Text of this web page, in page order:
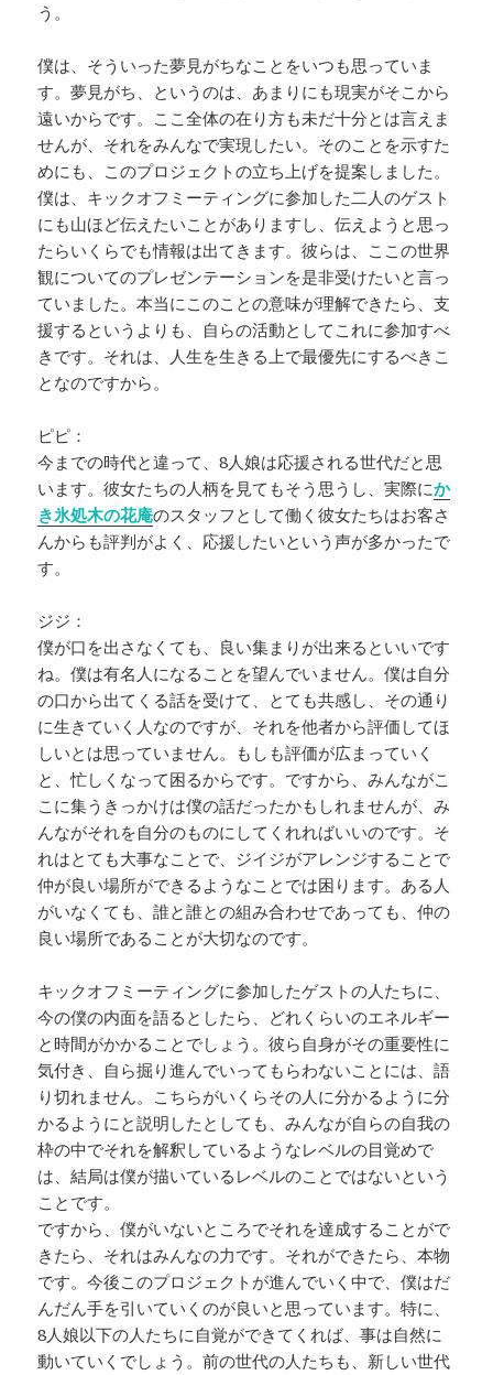
う。
僕は、そういった夢見がちなことをいつも思っていま
す。夢見がち、というのは、あまりにも現実がそこから
遠いからです。ここ全体の在り方も未だ十分とは言えま
せんが、それをみんなで実現したい。そのことを示すた
めにも、このプロジェクトの立ち上げを提案しました。
僕は、キックオフミーティングに参加した二人のゲスト
にも山ほど伝えたいことがありますし、伝えようと思っ
たらいくらでも情報は出てきます。彼らは、ここの世界
観についてのプレゼンテーションを是非受けたいと言っ
ていました。本当にこのことの意味が理解できたら、支
援するというよりも、自らの活動としてこれに参加すべ
きです。それは、人生を生きる上で最優先にするべきこ
となのですから。
ピピ：
今までの時代と違って、8人娘は応援される世代だと思
います。彼女たちの人柄を見てもそう思うし、実際にか
き氷処木の花庵のスタッフとして働く彼女たちはお客さ
んからも評判がよく、応援したいという声が多かったで
す。
ジジ：
僕が口を出さなくても、良い集まりが出来るといいです
ね。僕は有名人になることを望んでいません。僕は自分
の口から出てくる話を受けて、とても共感し、その通り
に生きていく人なのですが、それを他者から評価してほ
しいとは思っていません。もしも評価が広まっていく
と、忙しくなって困るからです。ですから、みんながこ
こに集うきっかけは僕の話だったかもしれませんが、み
んながそれを自分のものにしてくれればいいのです。そ
れはとても大事なことで、ジイジがアレンジすることで
仲が良い場所ができるようなことでは困ります。ある人
がいなくても、誰と誰との組み合わせであっても、仲の
良い場所であることが大切なのです。
キックオフミーティングに参加したゲストの人たちに、
今の僕の内面を語るとしたら、どれくらいのエネルギー
と時間がかかることでしょう。彼ら自身がその重要性に
気付き、自ら掘り進んでいってもらわないことには、語
り切れません。こちらがいくらその人に分かるように分
かるようにと説明したとしても、みんなが自らの自我の
枠の中でそれを解釈しているようなレベルの目覚めで
は、結局は僕が描いているレベルのことではないという
ことです。
ですから、僕がいないところでそれを達成することがで
きたら、それはみんなの力です。それができたら、本物
です。今後このプロジェクトが進んでいく中で、僕はだ
んだん手を引いていくのが良いと思っています。特に、
8人娘以下の人たちに自覚ができてくれば、事は自然に
動いていくでしょう。前の世代の人たちも、新しい世代